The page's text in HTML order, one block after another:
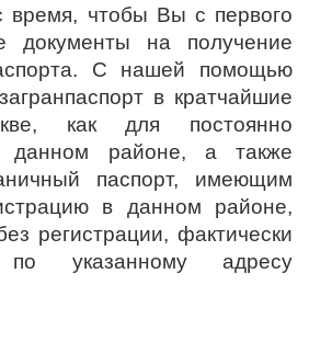
время, чтобы Вы с первого
документы на получение
С нашей помощью
в кратчайшие
как для постоянно
данном районе, а также
паспорт, имеющим
в данном районе,
регистрации, фактически
по указанному адресу